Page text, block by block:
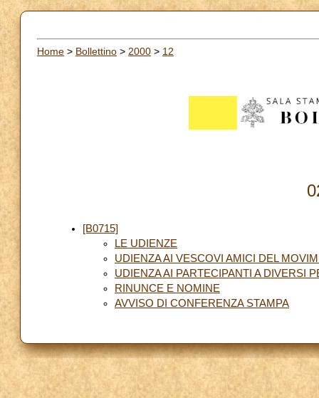
Home > Bollettino > 2000 > 12
[B0715]
LE UDIENZE
UDIENZA AI VESCOVI AMICI DEL
UDIENZA AI PARTECIPANTI A DIVERSI
RINUNCE E NOMINE
AVVISO DI CONFERENZA STAMPA